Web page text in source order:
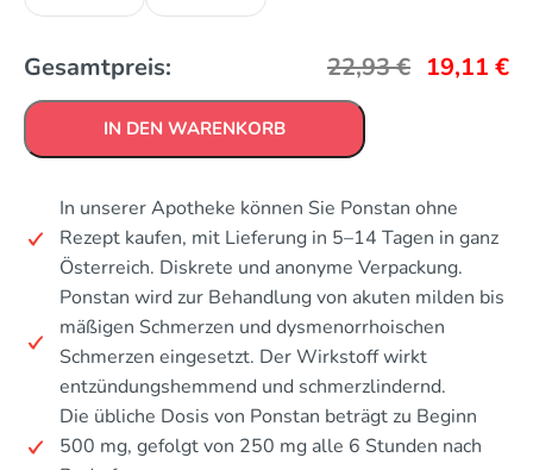
Gesamtpreis: 22,93€ 19,11 €
IN DEN WARENKORB
In unserer Apotheke können Sie Ponstan ohne
Rezept kaufen, mit Lieferung in 5–14 Tagen in ganz
Österreich. Diskrete und anonyme Verpackung.
Ponstan wird zur Behandlung von akuten milden bis
mäßigen Schmerzen und dysmenorrhoischen
Schmerzen eingesetzt. Der Wirkstoff wirkt
entzündungshemmend und schmerzlindernd.
Die übliche Dosis von Ponstan beträgt zu Beginn
500 mg, gefolgt von 250 mg alle 6 Stunden nach